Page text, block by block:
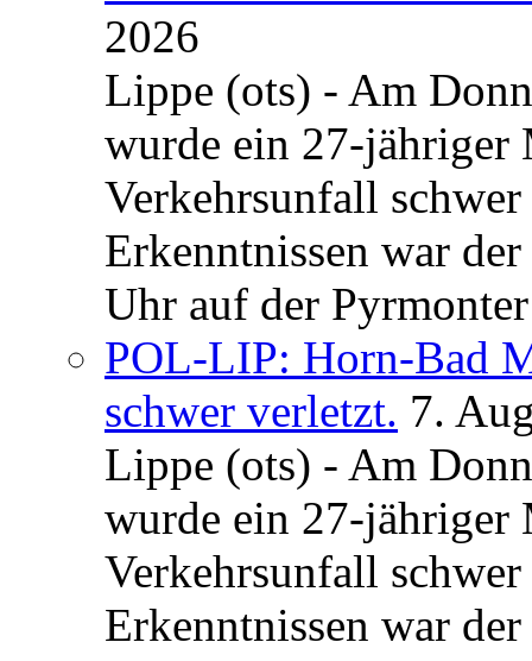
2026
Lippe (ots) - Am
wurde ein 27-jähriger
Verkehrsunfall
Erkenntnissen war
Uhr auf der
POL-LIP: Horn-Bad
schwer verletzt. 7.
Lippe (ots) - Am
wurde ein 27-jähriger
Verkehrsunfall
Erkenntnissen war